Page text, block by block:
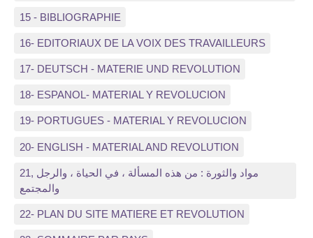
15 - BIBLIOGRAPHIE
16- EDITORIAUX DE LA VOIX DES TRAVAILLEURS
17- DEUTSCH - MATERIE UND REVOLUTION
18- ESPANOL- MATERIAL Y REVOLUCION
19- PORTUGUES - MATERIAL Y REVOLUCION
20- ENGLISH - MATERIAL AND REVOLUTION
21, مواد والثورة : من هذه المسألة ، في الحياة ، والرجل
والمجتمع
22- PLAN DU SITE MATIERE ET REVOLUTION